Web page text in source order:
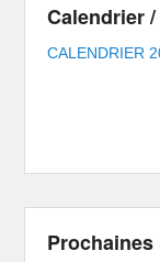
Calendrier
CALENDRIER